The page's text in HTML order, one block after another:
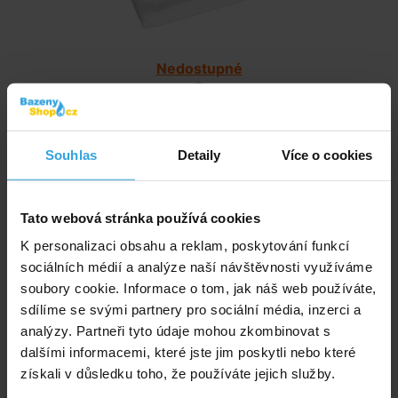
Souhlas Detaily Více o cookies
Tato webová stránka používá cookies
K personalizaci obsahu a reklam, poskytování funkcí
sociálních médií a analýze naší návštěvnosti využíváme
soubory cookie. Informace o tom, jak náš web používáte,
sdílíme se svými partnery pro sociální média, inzerci a
analýzy. Partneři tyto údaje mohou zkombinovat s
dalšími informacemi, které jste jim poskytli nebo které
získali v důsledku toho, že používáte jejich služby.
Nedostupné
1 070,- Kč